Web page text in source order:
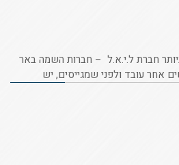
חברת ל.י.א.ל – חברות השמה באר
אחר עובד ולפני שמגייסים, יש